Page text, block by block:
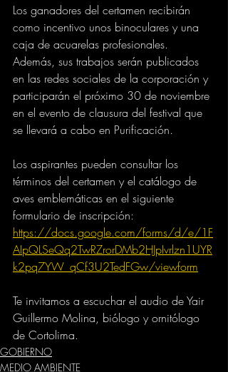
Los ganadores del certamen recibirán
como incentivo unos binoculares y una
caja de acuarelas profesionales.
Además, sus trabajos serán publicados
en las redes sociales de la corporación y
participarán el próximo 30 de noviembre
en el evento de clausura del festival que
se llevará a cabo en Purificación.
Los aspirantes pueden consultar los
términos del certamen y el catálogo de
aves emblemáticas en el siguiente
formulario de inscripción:
https://docs.google.com/forms/d/e/1F
AIpQLSeQq2TwRZrorDMb2HJpIvrlzn1UYR
k2pq7YW_qCf3U2TedFGw/viewform
Te invitamos a escuchar el audio de Yair
Guillermo Molina, biólogo y ornitólogo
de Cortolima.
GOBIERNO
MEDIO AMBIENTE